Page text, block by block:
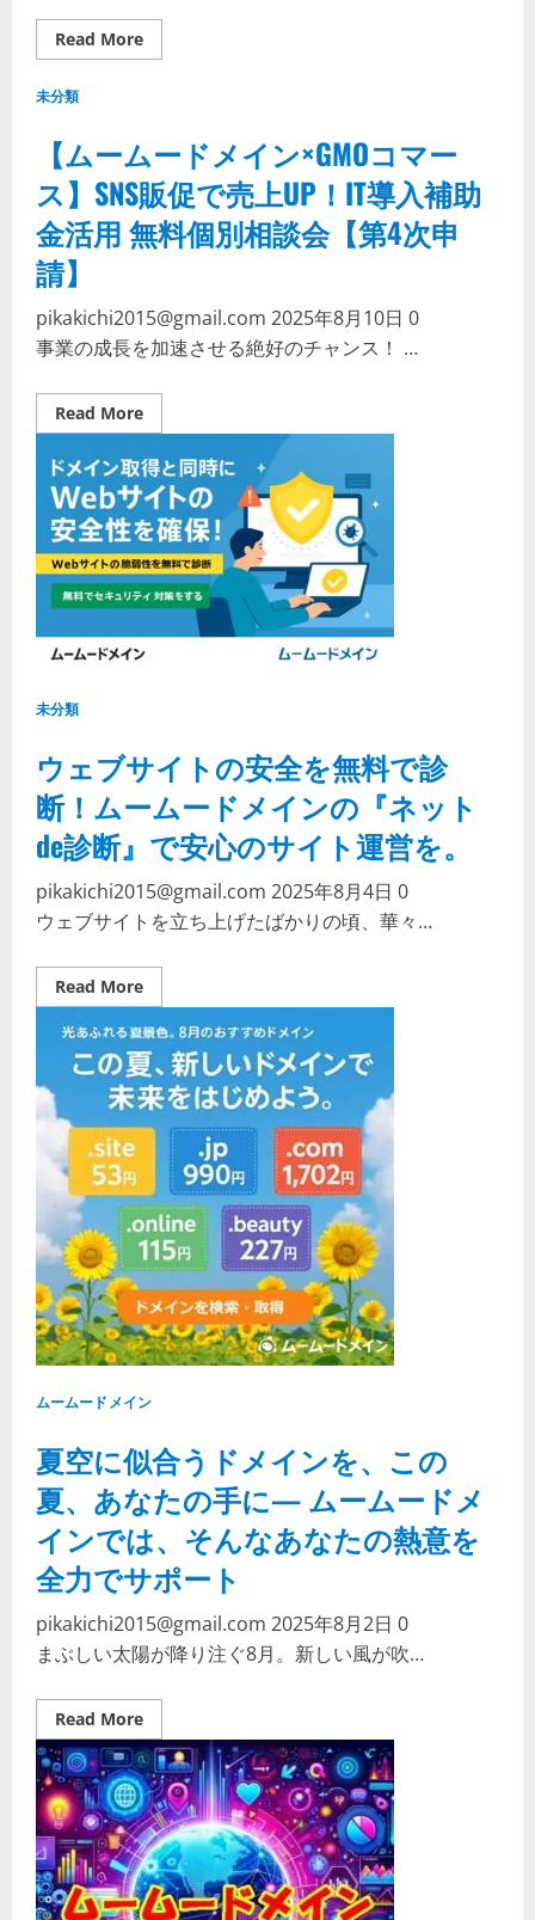
≪
——
ム
イ
ン
の
姉
妹
サ
ー
Read MoreRead
more
ー
ド
メ
イ
ン
か
ら
Google
Workspace
｜
自
メ
イ
ン
メ
ー
ル
で
業
務
効
率
化
未分類
【ムームードメイン×GMOコマー
ス】SNS販促で売上UP！IT導入補助
金活用 無料個別相談会【第4次申
請】
pikakichi2015@gmail.com 2025年8月10日 0
事業の成長を加速させる絶好のチャンス！ …
Read MoreRead
more
【ム
ー
ム
ー
ド
メ
イ
ン
×GMO
コ
ー
ス】
上
UP！
導
補
金
活
用
無
個
相
談
会
【第
4
次
申
請】
未分類
ウェブサイトの安全を無料で診
断！ムームードメインの『ネット
de診断』で安心のサイト運営を。
pikakichi2015@gmail.com 2025年8月4日 0
ウェブサイトを立ち上げたばかりの頃、華々…
Read MoreRead
more
ウ
ェ
ブ
サ
イ
ト
の
を
無
料
で
診
断！
ム
ー
ム
ー
ド
メ
ン
ッ
ト
de
診
断』
で
安
心
の
イ
ト
運
営
ムームードメイン
夏空に似合うドメインを、この
夏、あなたの手に— ムームードメ
インでは、そんなあなたの熱意を
全力でサポート
pikakichi2015@gmail.com 2025年8月2日 0
まぶしい太陽が降り注ぐ8月。新しい風が吹…
Read MoreRead
more
about
夏
空
に
似
合
う
ド
メ
イ